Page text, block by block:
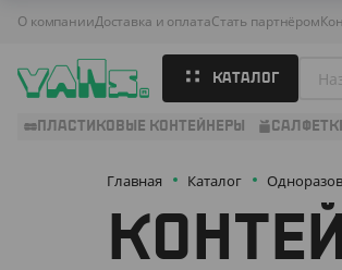
О компанииДоставка и оплатаСтать партнёром
КАТАЛОГ
ПЛАСТИКОВЫЕ КОНТЕЙНЕРЫ
Главная Каталог